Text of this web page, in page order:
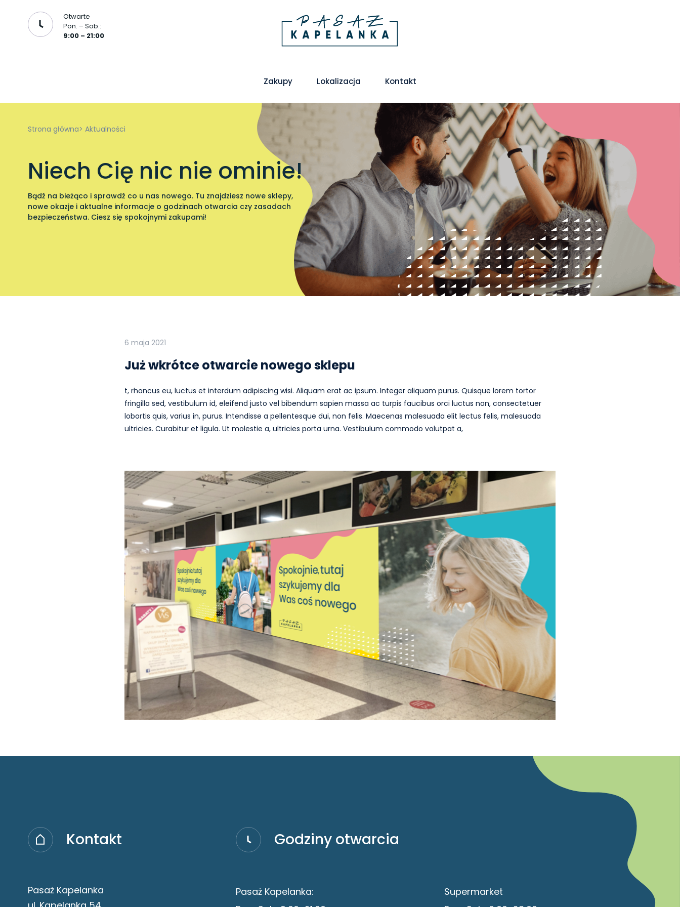
Otwarte
Pon. – Sob.:
9:00 – 21:00
Zakupy Lokalizacja Kontakt
Strona główna> Aktualności
Niech Cię nic nie ominie!
Bądź na bieżąco i sprawdź co u nas nowego. Tu znajdziesz nowe sklepy,
nowe okazje i aktualne informacje o godzinach otwarcia czy zasadach
bezpieczeństwa. Ciesz się spokojnymi zakupami!
6 maja 2021
Już wkrótce otwarcie nowego sklepu
t, rhoncus eu, luctus et interdum adipiscing wisi. Aliquam erat ac ipsum. Integer aliquam purus. Quisque lorem tortor
fringilla sed, vestibulum id, eleifend justo vel bibendum sapien massa ac turpis faucibus orci luctus non, consectetuer
lobortis quis, varius in, purus. Intendisse a pellentesque dui, non felis. Maecenas malesuada elit lectus felis, malesuada
ultricies. Curabitur et ligula. Ut molestie a, ultricies porta urna. Vestibulum commodo volutpat a,
Kontakt
Pasaż Kapelanka
Godziny otwarcia
Pasaż Kapelanka:
Supermarket